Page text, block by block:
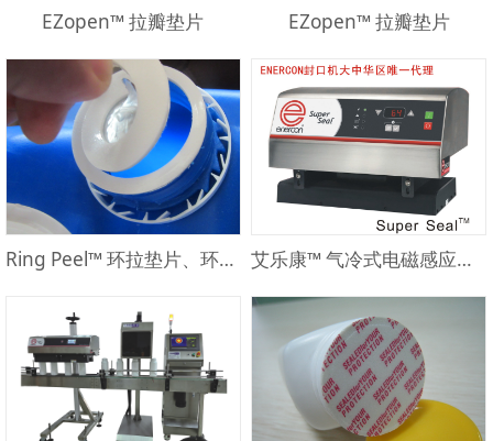
EZopen™ 拉瓣垫片 EZopen™ 拉瓣垫片
Ring Peel™ 环拉垫片、环撕垫片 艾乐康™ 气冷式电磁感应封口机